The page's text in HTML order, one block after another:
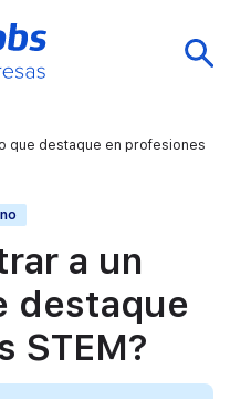
que destaque en profesiones
a un
destaque
STEM?